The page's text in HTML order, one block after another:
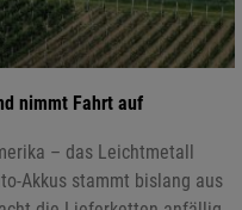
nimmt Fahrt auf
– das Leichtmetall
Akkus stammt bislang aus